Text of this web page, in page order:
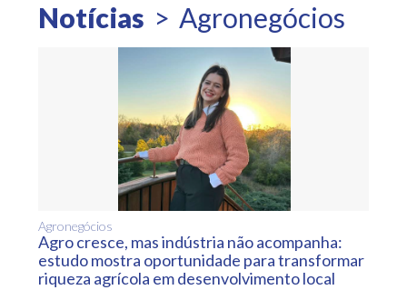
Notícias Agronegócios
Agronegócios
Agro cresce, mas indústria não acompanha:
estudo mostra oportunidade para transformar
riqueza agrícola em desenvolvimento local